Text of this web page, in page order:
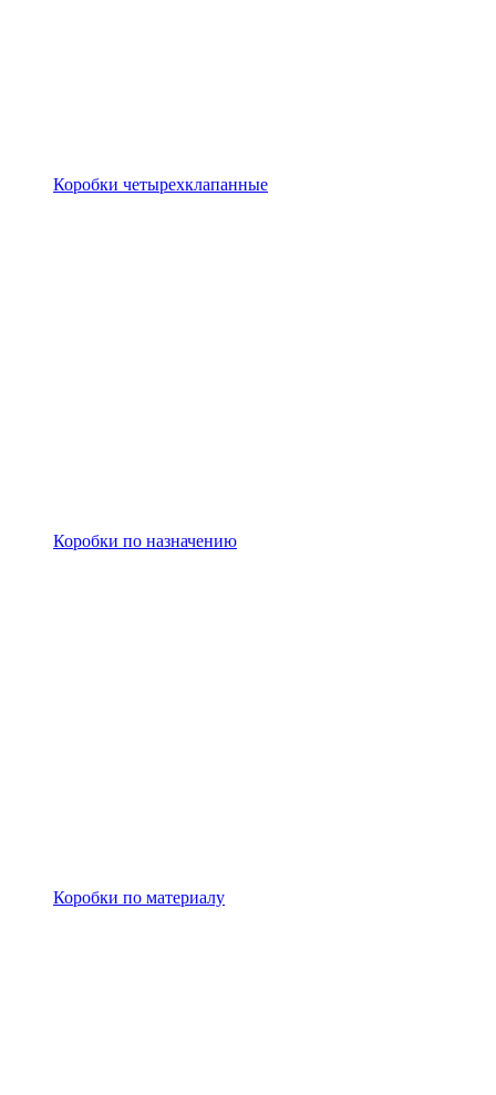
Коробки четырехклапанные
Коробки по назначению
Коробки по материалу